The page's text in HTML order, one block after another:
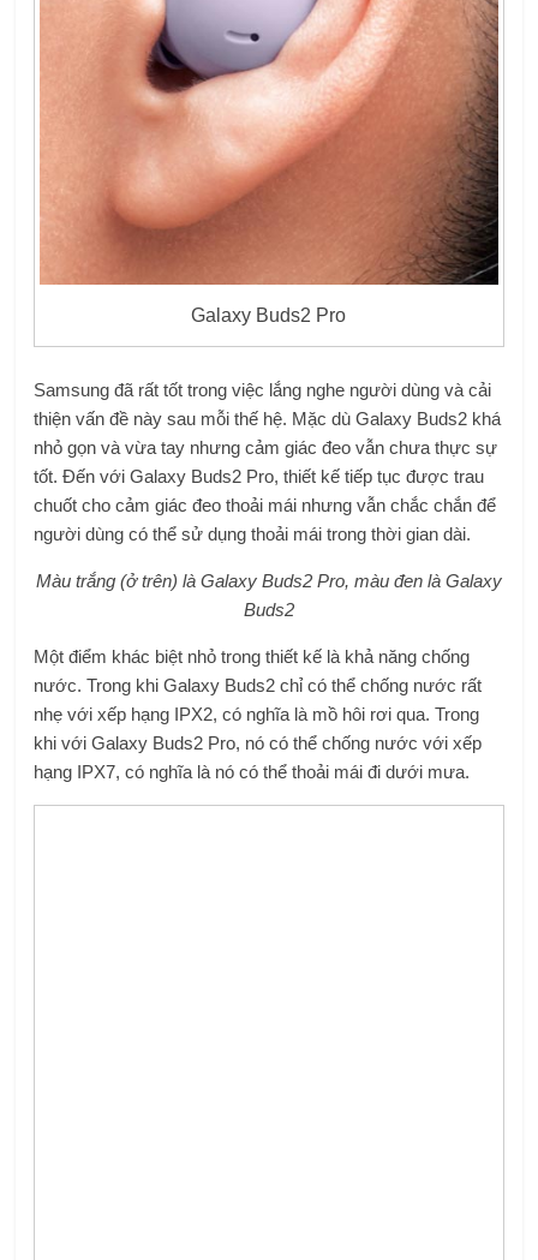
Galaxy Buds2 Pro
Samsung đã rất tốt trong việc lắng nghe người dùng và cải
thiện vấn đề này sau mỗi thế hệ. Mặc dù Galaxy Buds2 khá
nhỏ gọn và vừa tay nhưng cảm giác đeo vẫn chưa thực sự
tốt. Đến với Galaxy Buds2 Pro, thiết kế tiếp tục được trau
chuốt cho cảm giác đeo thoải mái nhưng vẫn chắc chắn để
người dùng có thể sử dụng thoải mái trong thời gian dài.
Màu trắng (ở trên) là Galaxy Buds2 Pro, màu đen là Galaxy
Buds2
Một điểm khác biệt nhỏ trong thiết kế là khả năng chống
nước. Trong khi Galaxy Buds2 chỉ có thể chống nước rất
nhẹ với xếp hạng IPX2, có nghĩa là mồ hôi rơi qua. Trong
khi với Galaxy Buds2 Pro, nó có thể chống nước với xếp
hạng IPX7, có nghĩa là nó có thể thoải mái đi dưới mưa.